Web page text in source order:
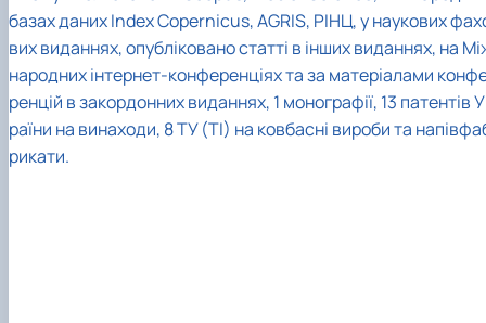
базах даних Index Copernicus, AGRIS, РІНЦ, у наукових
вих виданнях, опубліковано статті в інших виданнях, на
народних інтернет-конференціях та за матеріалами
ренцій в закордонних виданнях, 1 монографії, 13 патентів
раїни на винаходи, 8 ТУ (ТІ) на ковбасні вироби та
рикати.